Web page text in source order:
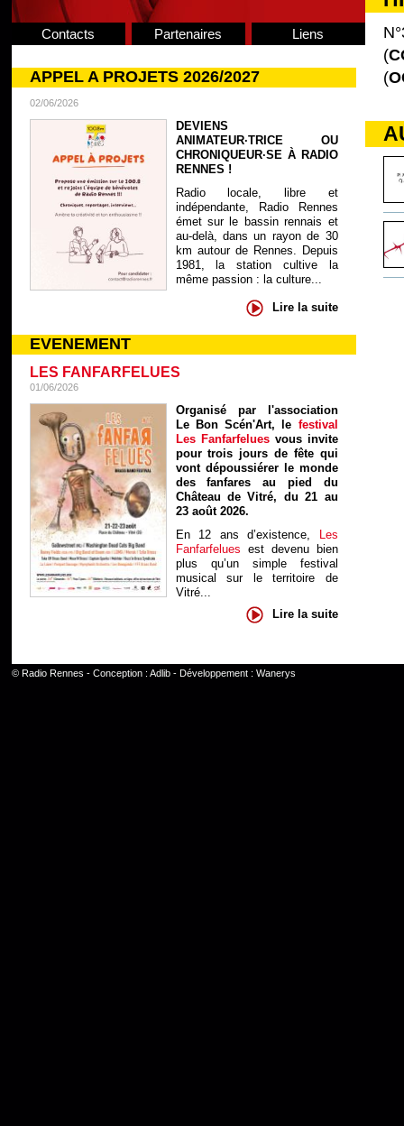
Contacts Partenaires Liens
APPEL A PROJETS 2026/2027
02/06/2026
DEVIENS
ANIMATEUR·TRICE OU
CHRONIQUEUR·SE À RADIO
RENNES !
Radio locale, libre et
indépendante, Radio Rennes
émet sur le bassin rennais et
au-delà, dans un rayon de 30
km autour de Rennes. Depuis
1981, la station cultive la
même passion : la culture...
Lire la suite
EVENEMENT
LES FANFARFELUES
01/06/2026
Organisé par l'association
Le Bon Scén'Art, le festival
Les Fanfarfelues vous invite
pour trois jours de fête qui
vont dépoussiérer le monde
des fanfares au pied du
Château de Vitré, du 21 au
23 août 2026.
En 12 ans d’existence, Les
Fanfarfelues est devenu bien
plus qu’un simple festival
musical sur le territoire de
Vitré...
Lire la suite
(
(
© Radio Rennes - Conception : Adlib- Développement : Wanerys